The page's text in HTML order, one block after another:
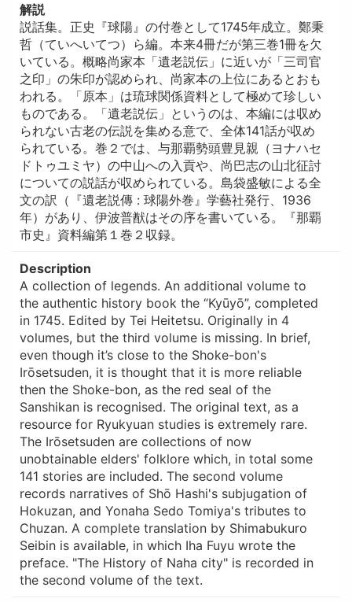
解説
説話集。正史『球陽』の付巻として1745年成立。鄭秉
哲（ていへいてつ）ら編。本来4冊だが第三巻1冊を欠
いている。概略尚家本「遺老説伝」に近いが「三司官
之印」の朱印が認められ、尚家本の上位にあるとおも
われる。「原本」は琉球関係資料として極めて珍しい
ものである。「遺老説伝」というのは、本編には収め
られない古老の伝説を集める意で、全体141話が収め
られている。巻２では、与那覇勢頭豊見親（ヨナハセ
ドトゥユミヤ）の中山への入貢や、尚巴志の山北征討
についての説話が収められている。島袋盛敏による全
文の訳（『遺老説傳 : 球陽外巻』学藝社発行、1936
年）があり、伊波普猷はその序を書いている。『那覇
市史』資料編第１巻２収録。
Description
A collection of legends. An additional volume to
the authentic history book the “Kyūyō”, completed
in 1745. Edited by Tei Heitetsu. Originally in 4
volumes, but the third volume is missing. In brief,
even though it’s close to the Shoke-bon's
Irōsetsuden, it is thought that it is more reliable
then the Shoke-bon, as the red seal of the
Sanshikan is recognised. The original text, as a
resource for Ryukyuan studies is extremely rare.
The Irōsetsuden are collections of now
unobtainable elders' folklore which, in total some
141 stories are included. The second volume
records narratives of Shō Hashi's subjugation of
Hokuzan, and Yonaha Sedo Tomiya's tributes to
Chuzan. A complete translation by Shimabukuro
Seibin is available, in which Iha Fuyu wrote the
preface. "The History of Naha city" is recorded in
the second volume of the text.